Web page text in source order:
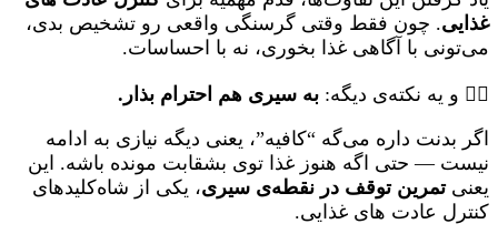
غذایی. چون فقط وقتی گرسنگی واقعی رو تشخیص بدی،
می‌تونی با آگاهی غذا بخوری، نه با احساسات.
🧘‍♀️ و یه نکته‌ی دیگه: به سیری هم احترام بذار.
اگر بدنت داره می‌گه “کافیه”، یعنی دیگه نیازی به ادامه
نیست — حتی اگه هنوز غذا توی بشقابت مونده باشه. این
یعنیتمرین توقف در نقطه‌ی سیری، یکی از شاه‌کلیدهای
کنترل عادت های غذایی.